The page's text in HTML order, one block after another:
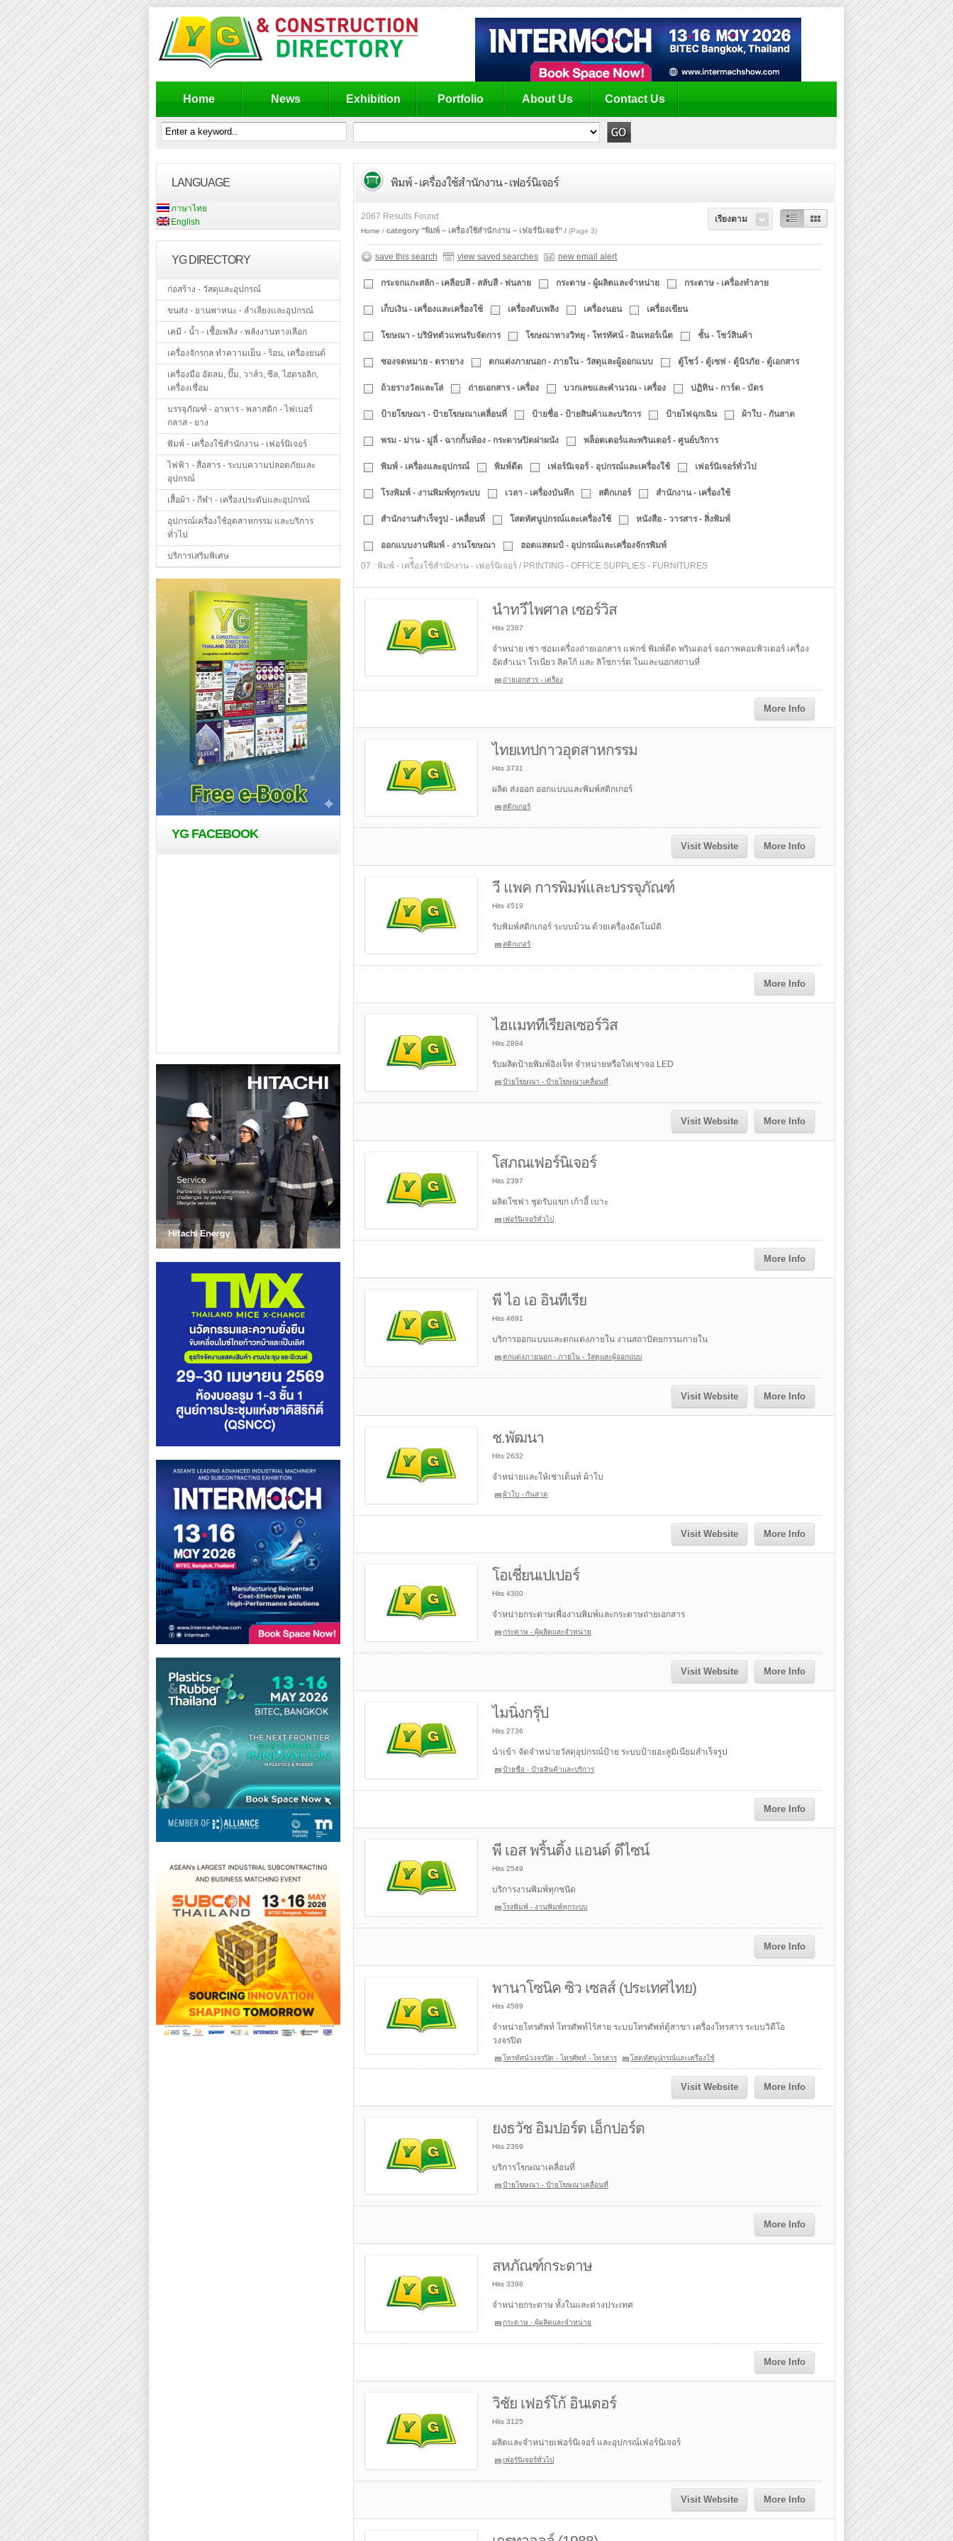
Home News Exhibition Portfolio About Us Contact Us
LANGUAGE
ภาษาไทย
English
YG DIRECTORY
ก่อสร้าง - วัสดุและอุปกรณ์
ขนส่ง - ยานพาหนะ - ลำเลียงและอุปกรณ์
เคมี - น้ำ - เชื้อเพลิง - พลังงานทางเลือก
เครื่องจักรกล ทำความเย็น - ร้อน, เครื่องยนต์
เครื่องมือ อัดลม, ปั๊ม, วาล์ว, ซีล, ไฮดรอลิก,
เครื่องเชื่อม
บรรจุภัณฑ์ - อาหาร - พลาสติก - ไฟเบอร์
กลาส - ยาง
พิมพ์ - เครื่องใช้สำนักงาน - เฟอร์นิเจอร์
ไฟฟ้า - สื่อสาร - ระบบความปลอดภัยและ
อุปกรณ์
เสื้อผ้า - กีฬา - เครื่องประดับและอุปกรณ์
อุปกรณ์เครื่องใช้อุตสาหกรรม และบริการ
ทั่วไป
บริการเสริมพิเศษ
YG FACEBOOK
พิมพ์ - เครื่องใช้สำนักงาน - เฟอร์นิเจอร์
2067 Results Found
Home category "พิมพ์ – เครื่องใช้สำนักงาน – เฟอร์นิเจอร์" (Page 3)
เรียงตาม
save this search view saved searches new email alert
กระจกแกะสลัก - เคลือบสี - สลับสี - พ่นลาย กระดาษ - ผู้ผลิตและจำหน่าย กระดาษ - เครื่องทำลาย
เก็บเงิน - เครื่องและเครื่องใช้ เครื่องดับเพลิง เครื่องนอน เครื่องเขียน
โฆษณา - บริษัทตัวแทนรับจัดการ โฆษณาทางวิทยุ - โทรทัศน์ - อินเทอร์เน็ต ชั้น - โชว์สินค้า
ซองจดหมาย - ตรายาง ตกแต่งภายนอก - ภายใน - วัสดุและผู้ออกแบบ ตู้โชว์ - ตู้เซฟ - ตู้นิรภัย - ตู้เอกสาร
ถ้วยรางวัลและโล่ ถ่ายเอกสาร - เครื่อง บวกเลขและคำนวณ - เครื่อง ปฏิทิน - การ์ด - บัตร
ป้ายโฆษณา - ป้ายโฆษณาเคลื่อนที่ ป้ายชื่อ - ป้ายสินค้าและบริการ ป้ายไฟฉุกเฉิน ผ้าใบ - กันสาด
พรม - ม่าน - มู่ลี่ - ฉากกั้นห้อง - กระดาษปิดฝาผนัง พล็อตเตอร์และพรินเตอร์ - ศูนย์บริการ
พิมพ์ - เครื่องและอุปกรณ์ พิมพ์ดีด เฟอร์นิเจอร์ - อุปกรณ์และเครื่องใช้ เฟอร์นิเจอร์ทั่วไป
โรงพิมพ์ - งานพิมพ์ทุกระบบ เวลา - เครื่องบันทึก สติกเกอร์ สำนักงาน - เครื่องใช้
สำนักงานสำเร็จรูป - เคลื่อนที่ โสตทัศนูปกรณ์และเครื่องใช้ หนังสือ - วารสาร - สิ่งพิมพ์
ออกแบบงานพิมพ์ - งานโฆษณา ฮอตแสตมป์ - อุปกรณ์และเครื่องจักรพิมพ์
07 : พิมพ์ - เครื่ีองใช้สำนักงาน - เฟอร์นิเจอร์ / PRINTING - OFFICE SUPPLIES - FURNITURES
นำทวีไพศาล เซอร์วิส
Hits 2387
จำหน่าย เช่า ซ่อมเครื่องถ่ายเอกสาร แฟกซ์ พิมพ์ดีด พรินเตอร์ จอภาพคอมพิวเตอร์ เครื่อง
อัดสำเนา โรเนียว ลิคโก้ และ ลิโซการ์ด ในและนอกสถานที่
ถ่ายเอกสาร - เครื่อง
More Info
ไทยเทปกาวอุตสาหกรรม
Hits 3731
ผลิต ส่งออก ออกแบบและพิมพ์สติกเกอร์
สติกเกอร์
More Info
Visit Website
วี แพค การพิมพ์และบรรจุภัณฑ์
Hits 4519
รับพิมพ์สติกเกอร์ ระบบม้วน ด้วยเครื่องอัตโนมัติ
สติกเกอร์
More Info
ไฮแมททีเรียลเซอร์วิส
Hits 2894
รับผลิตป้ายพิมพ์อิงเจ็ท จำหน่ายหรือให่เช่าจอ LED
ป้ายโฆษณา - ป้ายโฆษณาเคลื่อนที่
More Info
Visit Website
โสภณเฟอร์นิเจอร์
Hits 2397
ผลิตโซฟา ชุดรับแขก เก้าอี้ เบาะ
เฟอร์นิเจอร์ทั่วไป
More Info
พี ไอ เอ อินทีเรีย
Hits 4691
บริการออกแบบและตกแต่งภายใน งานสถาปัตยกรรมภายใน
ตกแต่งภายนอก - ภายใน - วัสดุและผู้ออกแบบ
More Info
Visit Website
ช.พัฒนา
Hits 2632
จำหน่ายและให้เช่าเต็นท์ ผ้าใบ
ผ้าใบ - กันสาด
More Info
Visit Website
โอเชี่ยนเปเปอร์
Hits 4300
จำหน่ายกระดาษเพื่องานพิมพ์และกระดาษถ่ายเอกสาร
กระดาษ - ผู้ผลิตและจำหน่าย
More Info
Visit Website
ไมนิ่งกรุ๊ป
Hits 2736
นำเข้า จัดจำหน่ายวัสดุอุปกรณ์ป้าย ระบบป้ายอะลูมิเนียมสำเร็จรูป
ป้ายชื่อ - ป้ายสินค้าและบริการ
More Info
พี เอส พริ้นติ้ง แอนด์ ดีไซน์
Hits 2549
บริการงานพิมพ์ทุกชนิด
โรงพิมพ์ - งานพิมพ์ทุกระบบ
More Info
พานาโซนิค ซิว เซลส์ (ประเทศไทย)
Hits 4589
จำหน่ายโทรศัพท์ โทรศัพท์ไร้สาย ระบบโทรศัพท์ตู้สาขา เครื่องโทรสาร ระบบวิดีโอ
วงจรปิด
โทรทัศน์วงจรปิด - โทรศัพท์ - โทรสาร โสตทัศนูปกรณ์และเครื่องใช้
More Info
Visit Website
ยงธวัช อิมปอร์ต เอ็กปอร์ต
Hits 2369
บริการโฆษณาเคลื่อนที่
ป้ายโฆษณา - ป้ายโฆษณาเคลื่อนที่
More Info
สหภัณฑ์กระดาษ
Hits 3398
จำหน่ายกระดาษ ทั้งในและต่างประเทศ
กระดาษ - ผู้ผลิตและจำหน่าย
More Info
วิชัย เฟอร์โก้ อินเตอร์
Hits 3125
ผลิตและจำหน่ายเฟอร์นิเจอร์ และอุปกรณ์เฟอร์นิเจอร์
เฟอร์นิเจอร์ทั่วไป
More Info
Visit Website